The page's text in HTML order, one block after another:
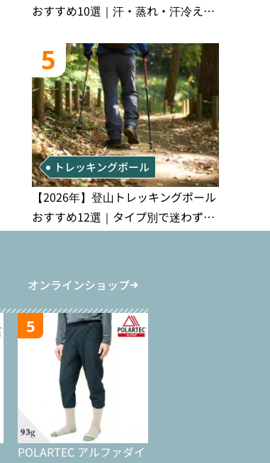
おすすめ10選｜汗・蒸れ・汗冷え対
5
トレッキングポール
【2026年】登山トレッキングポール
おすすめ12選｜タイプ別で迷わず選
べる完全比較ガイド
オンラインショップ
5
POLARTEC アルファダイ